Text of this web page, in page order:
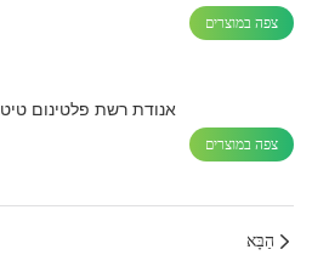
צפה במוצרים
אנודת רשת פלטינום
צפה במוצרים
הַבָּא